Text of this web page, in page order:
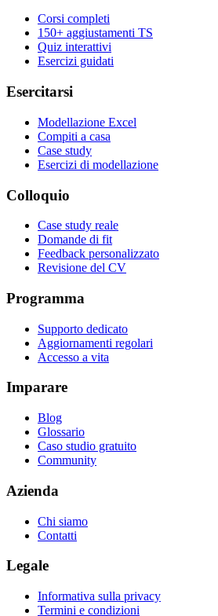
Corsi completi
150+ aggiustamenti TS
Quiz interattivi
Esercizi guidati
Esercitarsi
Modellazione Excel
Compiti a casa
Case study
Esercizi di modellazione
Colloquio
Case study reale
Domande di fit
Feedback personalizzato
Revisione del CV
Programma
Supporto dedicato
Aggiornamenti regolari
Accesso a vita
Imparare
Blog
Glossario
Caso studio gratuito
Community
Azienda
Chi siamo
Contatti
Legale
Informativa sulla privacy
Termini e condizioni